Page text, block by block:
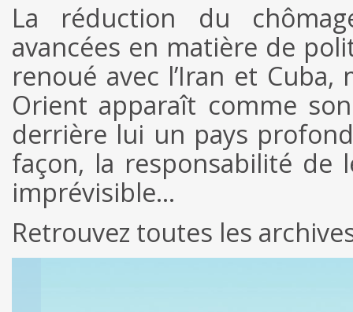
La réduction du
avancées en matière de
renoué avec l’Iran et
Orient apparaît comme
derrière lui un pays
façon, la responsabilité de
imprévisible…
Retrouvez toutes les